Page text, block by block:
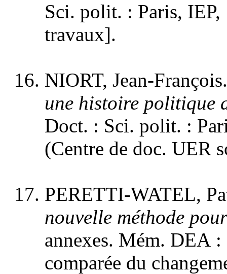
Sci. polit. : Paris,
travaux].
NIORT, Jean-
une histoire politique
Doct. : Sci. polit. :
(Centre de doc. UER
PERETTI-WATEL,
nouvelle méthode
annexes. Mém. DEA
comparée du